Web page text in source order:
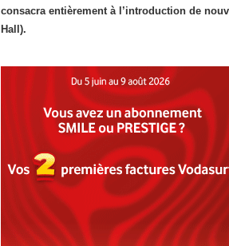
consacra entièrement à l’introduction de
Hall).